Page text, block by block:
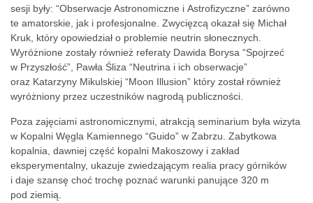
sesji były: “Obserwacje Astronomiczne i Astrofizyczne” zarówno
te amatorskie, jak i profesjonalne. Zwycięzcą okazał się Michał
Kruk, który opowiedział o problemie neutrin słonecznych.
Wyróżnione zostały również referaty Dawida Borysa “Spojrzeć
w Przyszłość”, Pawła Śliza “Neutrina i ich obserwacje”
oraz Katarzyny Mikulskiej “Moon Illusion” który został również
wyróżniony przez uczestników nagrodą publiczności.
Poza zajęciami astronomicznymi, atrakcją seminarium była wizyta
w Kopalni Węgla Kamiennego “Guido” w Zabrzu. Zabytkowa
kopalnia, dawniej część kopalni Makoszowy i zakład
eksperymentalny, ukazuje zwiedzającym realia pracy górników
i daje szansę choć trochę poznać warunki panujące 320 m
pod ziemią.